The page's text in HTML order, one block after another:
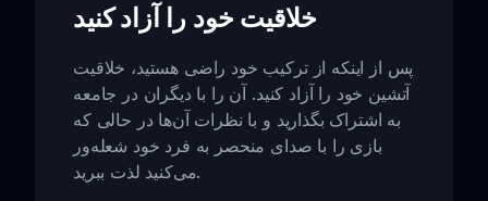
خلاقیت خود را آزاد کنید
پس از اینکه از ترکیب خود راضی هستید، خلاقیت
آتشین خود را آزاد کنید. آن را با دیگران در جامعه
به اشتراک بگذارید و با نظرات آن‌ها در حالی که
بازی را با صدای منحصر به فرد خود شعله‌ور
می‌کنید لذت ببرید.